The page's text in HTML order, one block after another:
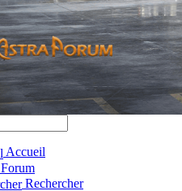
Accueil
Forum
Rechercher